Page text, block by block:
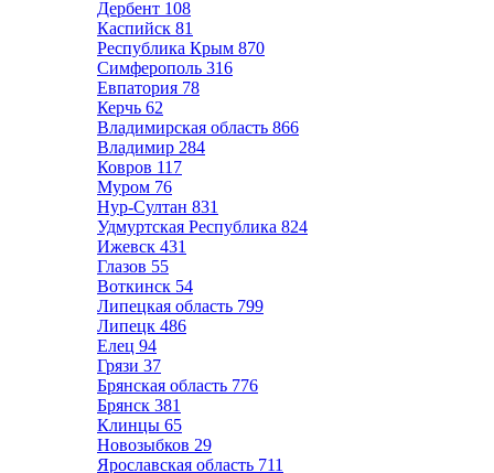
Дербент 108
Каспийск 81
Республика Крым 870
Симферополь 316
Евпатория 78
Керчь 62
Владимирская область 866
Владимир 284
Ковров 117
Муром 76
Нур-Султан 831
Удмуртская Республика 824
Ижевск 431
Глазов 55
Воткинск 54
Липецкая область 799
Липецк 486
Елец 94
Грязи 37
Брянская область 776
Брянск 381
Клинцы 65
Новозыбков 29
Ярославская область 711